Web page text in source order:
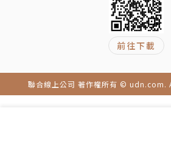
別讓「知名度」妨礙了你可以達到
突顯你的特點、想出一句話讓人記
如何讓世界很快看到你！
無腦肌肉男，阿諾利用刻板印象推
為了賣書，他三十天跑三十個城市
上晨間節目，最好在七點半出現
第八章 刻意的不完美，大家會更
總是先問第一個想到的問題，能
勵志大師的形象，讓歐普拉收服
前往下載
聯合線上公司 著作權所有 © udn.com.